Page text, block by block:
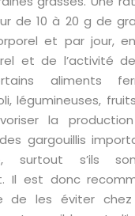
de 10 à 20 g de
et par jour,
et de l’activité de
aliments
légumineuses,
la
gargouillis
surtout s’ils
Il est donc
de les éviter chez